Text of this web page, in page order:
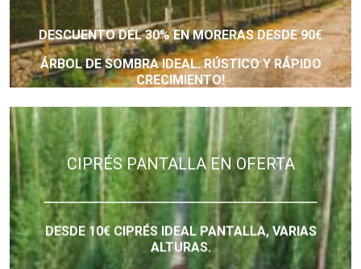
DESCUENTO DEL 30% EN MORERAS DESDE 90€
ÁRBOL DE SOMBRA IDEAL. RÚSTICO Y RÁPIDO
CRECIMIENTO!
CIPRÉS PANTALLA EN OFERTA
DESDE 10€ CIPRÉS IDEAL PANTALLA, VARIAS
ALTURAS.